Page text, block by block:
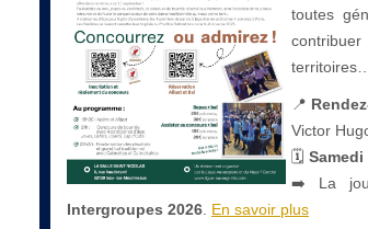
toutes
📍
Victor
🗓 Samedi
➡️ La
Intergroupes 2026 En savoir plus